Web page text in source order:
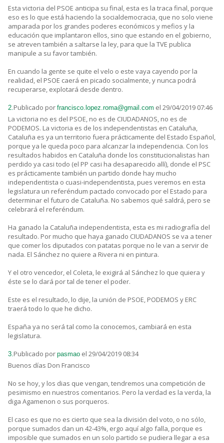
Esta victoria del PSOE anticipa su final, esta es la traca final, porque
eso es lo que está haciendo la socialdemocracia, que no solo viene
amparada por los grandes poderes económicos y mefios y la
educación que implantaron ellos, sino que estando en el gobierno,
se atreven también a saltarse la ley, para que la TVE publica
manipule a su favor también.
En cuando la gente se quite el velo o este vaya cayendo por la
realidad, el PSOE caerá en picado socialmente, y nunca podrá
recuperarse, explotará desde dentro.
2. Publicado por francisco.lopez.roma@gmail.com el 29/04/2019 07:46
La victoria no es del PSOE, no es de CIUDADANOS, no es de
PODEMOS. La victoria es de los independentistas en Cataluña,
Cataluña es ya un territorio fuera prácticamente del Estado Español,
porque ya le queda poco para alcanzar la independencia. Con los
resultados habidos en Cataluña donde los constitucionalistas han
perdido ya casi todo (el PP casi ha desaparecido allí), donde el PSC
es prácticamente también un partido donde hay mucho
independentista o cuasi-independentista, pues veremos en esta
legislatura un referéndum pactado convocado por el Estado para
determinar el futuro de Cataluña. No sabemos qué saldrá, pero se
celebrará el referéndum.
Ha ganado la Cataluña independentista, esta es mi radiografía del
resultado. Por mucho que haya ganado CIUDADANOS se va a tener
que comer los diputados con patatas porque no le van a servir de
nada. El Sánchez no quiere a Rivera ni en pintura.
Y el otro vencedor, el Coleta, le exigirá al Sánchez lo que quiera y
éste se lo dará por tal de tener el poder.
Este es el resultado, lo dije, la unión de PSOE, PODEMOS y ERC
traerá todo lo que he dicho.
España ya no será tal como la conocemos, cambiará en esta
legislatura.
3. Publicado por pasmao el 29/04/2019 08:34
Buenos días Don Francisco
No se hoy, y los dias que vengan, tendremos una competición de
pesimismo en nuestros comentarios. Pero la verdad es la verda, la
diga Agamenon o sus porqueros.
El caso es que no es cierto que sea la división del voto, o no sólo,
porque sumados dan un 42-43%, ergo aquí algo falla, porque es
imposible que sumados en un solo partido se pudiera llegar a esa